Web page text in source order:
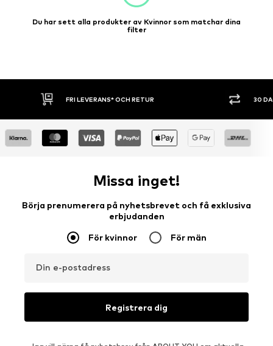
Du har sett alla produkter av Kvinnor som matchar dina
filter
30 DAGARS ÖPPET KÖP SHOPPA NU.
Missa inget!
Börja prenumerera på nyhetsbrevet och få exklusiva
erbjudanden
För kvinnor För män
Din e-postadress
Registrera dig